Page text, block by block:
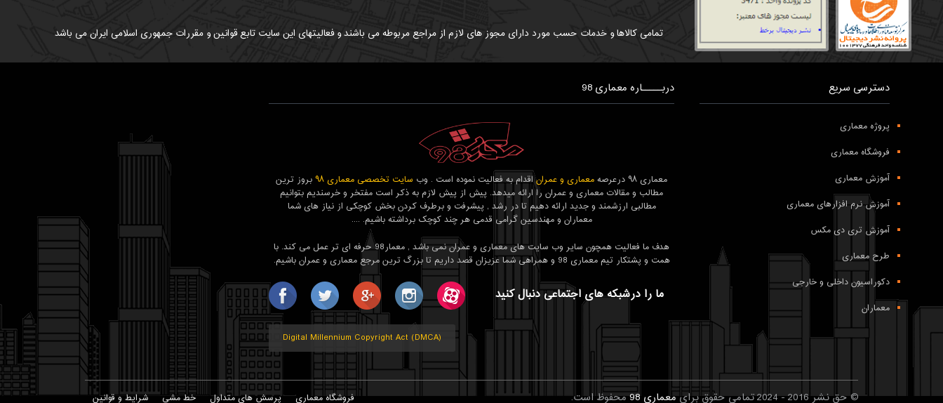
تمامی کالاها و خدمات حسب مورد دارای مجوز های لازم از مراجع مربوطه می باشند و فعالیتهای این سایت تابع قوانین و مقررات جمهوری اسلامی ایران می باشد
دسترسی سریع
پروژه معماری
فروشگاه معماری
آموزش معماری
آموزش نرم افزارهای معماری
آموزش تری دی مکس
طرح معماری
دکوراسیون داخلی و خارجی
معماران
دربـــــاره معماری 98
معماری ۹۸ درعرصه معماری و عمراناقدام به فعالیت نموده است . وب سایت تخصصی معماری ۹۸
بروز ترین
مطالب و مقالات معماری و عمران را ارائه میدهد. پیش از پیش لازم به ذکر است مفتخر و خرسندیم بتوانیم
مطالبی ارزشمند و جدید ارائه دهیم تا در رشد , پیشرفت و برطرف کردن بخش کوچکی از نیاز های شما
معماران و مهندسین گرامی قدمی هر چند کوچک برداشته باشیم. ....
هدف ما فعالیت همچون سایر وب سایت های معماری و عمران نمی باشد , معمار98 حرفه ای تر عمل می کند. با
همت و پشتکار تیم معماری 98 و همراهی شما عزیزان قصد داریم تا بزرگ ترین مرجع معماری و عمران باشیم.
ما را درشبکه های اجتماعی دنبال کنید
Digital Millennium Copyright Act (DMCA)
© حق نشر 2016 - 2024 تمامی حقوق برای معماری 98 محفوظ است. فروشگاه معماری پرسش های متداول خط مشی شرایط و قوانین